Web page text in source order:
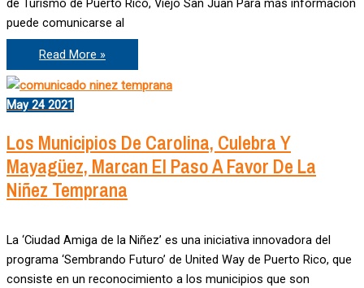
de Turismo de Puerto Rico, Viejo San Juan Para más información
puede comunicarse al
Invitación
a
Conferencia
de
Prensa
Ciudad
Read More »
May 24 2021
Los Municipios De Carolina, Culebra Y
Mayagüez, Marcan El Paso A Favor De La
Niñez Temprana
La ‘Ciudad Amiga de la Niñez’ es una iniciativa innovadora del
programa ‘Sembrando Futuro’ de United Way de Puerto Rico, que
consiste en un reconocimiento a los municipios que son